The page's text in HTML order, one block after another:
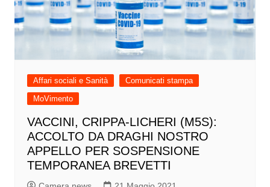
Affari sociali e Sanità
Comunicati stampa
MoVimento
VACCINI, CRIPPA-LICHERI (M5S):
ACCOLTO DA DRAGHI NOSTRO
APPELLO PER SOSPENSIONE
TEMPORANEA BREVETTI